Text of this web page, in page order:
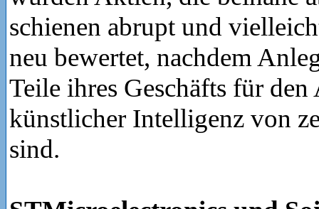
schienen abrupt und
neu bewertet, nachdem
Teile ihres Geschäfts für den
künstlicher Intelligenz von
sind.